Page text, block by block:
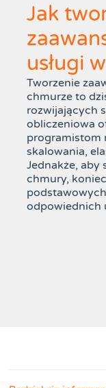
Jak
usługi
Tworzenie
chmurze to
rozwijających
obliczeniowa
programistom
skalowania,
Jednakże, aby
chmury,
odpowiednich